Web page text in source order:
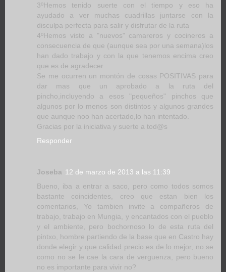
3ºHemos tenido suerte con el tiempo y eso ha
ayudado a ver muchas cuadrillas juntarse con la
disculpa perfecta para salir y disfrutar de la ruta
4ºHemos visto a "nuevos" camareros y cocineros a
consecuencia de que (aunque sea por una semana)los
han dado trabajo y con la que tenemos encima creo
que es de agradecer.
Se me ocurren un montón de cosas POSITIVAS para
dar mas que un aprobado a la ruta del
pincho,incluyendo a esos "pequeños" pinchos que
algunos por lo menos son distintos y algunos grandes
que aunque noo han acertado,lo han intentado.
Gracias por la iniciativa y suerte a tod@s
Responder
Joseba 12 de marzo de 2013 a las 11:39
Bueno, iba a entrar a saco, pero como todos somos
bastante coincidentes, creo que estan bien los
comentarios, Yo tambien invite a compañeros de
trabajo, trabajo en Mungia, y encantados con el pueblo
y el ambiente, pero bochornoso lo de esta ruta del
pintxo, hombre partiendo de la base que en Castro hay
donde elegir y que calidad precio es de lo mejor, no se
como no se le cae la cara de verguenza, pero bueno
no es importante para vivir no?